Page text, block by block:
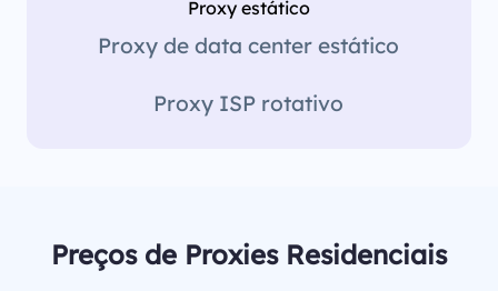
Proxy estático
Proxy de data center estático
Proxy ISP rotativo
Preços de Proxies Residenciais